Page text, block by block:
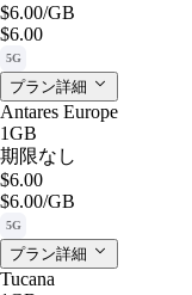
$6.00/GB
$6.00
5G
プラン詳細
Antares Europe
1GB
期限なし
$6.00
$6.00/GB
5G
プラン詳細
Tucana